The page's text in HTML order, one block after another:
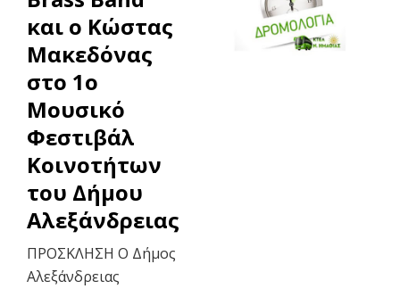
και ο Κώστας
Μακεδόνας
στο 1ο
Μουσικό
Φεστιβάλ
Κοινοτήτων
του Δήμου
Αλεξάνδρειας
ΠΡΟΣΚΛΗΣΗ Ο Δήμος
Αλεξάνδρειας